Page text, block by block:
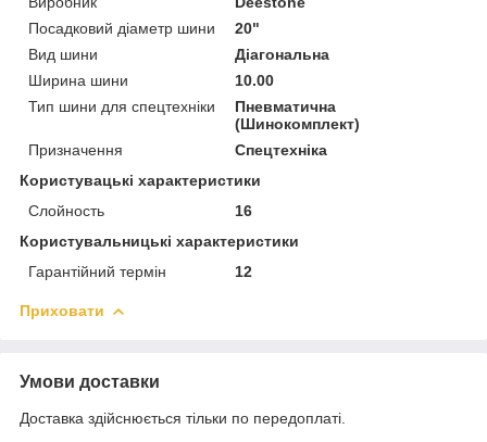
Посадковий діаметр шини
20"
Вид шини
Діагональна
Ширина шини
10.00
Тип шини для спецтехніки
Пневматична
(Шинокомплект)
Призначення
Спецтехніка
Користувацькi характеристики
Слойность
16
Користувальницькі характеристики
Гарантійний термін
12
Приховати
Умови доставки
Доставка здійснюється тільки по передоплаті.